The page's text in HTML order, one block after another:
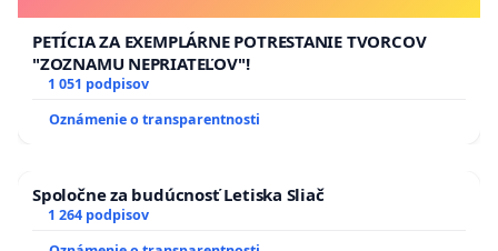
PETÍCIA ZA EXEMPLÁRNE POTRESTANIE TVORCOV
"ZOZNAMU NEPRIATEĽOV"!
1 051 podpisov
Oznámenie o transparentnosti
Spoločne za budúcnosť Letiska Sliač
1 264 podpisov